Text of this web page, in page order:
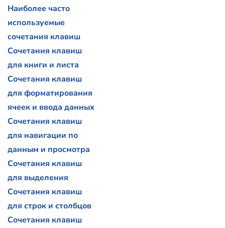
Наиболее часто
используемые
сочетания клавиш
Сочетания клавиш
для книги и листа
Сочетания клавиш
для форматирования
ячеек и ввода данных
Сочетания клавиш
для навигации по
данным и просмотра
Сочетания клавиш
для выделения
Сочетания клавиш
для строк и столбцов
Сочетания клавиш